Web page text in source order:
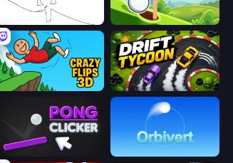
Golf Maze
Crazy Flips 3D Drift Tycoon
Pong Clicker